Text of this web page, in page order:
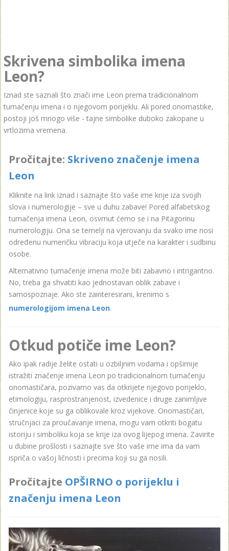
Skrivena simbolika imena
Leon?
Iznad ste saznali što znači ime Leon prema tradicionalnom
tumačenju imena i o njegovom porijeklu. Ali pored onomastike,
postoji još mnogo više - tajne simbolike duboko zakopane u
vrtlozima vremena.
Pročitajte: Skriveno značenje imena
Leon
Kliknite na link iznad i saznajte što vaše ime krije iza svojih
slova i numerologije – sve u duhu zabave! Pored alfabetskog
tumačenja imena Leon, osvrnut ćemo se i na Pitagorinu
numerologiju. Ona se temelji na vjerovanju da svako ime nosi
određenu numeričku vibraciju koja utječe na karakter i sudbinu
osobe.
Alternativno tumačenje imena može biti zabavno i intrigantno.
No, treba ga shvatiti kao jednostavan oblik zabave i
samospoznaje. Ako ste zainteresirani, krenimo s
numerologijom imena Leon.
Otkud potiče ime Leon?
Ako ipak radije želite ostati u ozbiljnim vodama i opširnije
istražiti značenje imena Leon po tradicionalnom tumačenju
onomastičara, pozivamo vas da otkrijete njegovo porijeklo,
etimologiju, rasprostranjenost, izvedenice i druge zanimljive
činjenice koje su ga oblikovale kroz vijekove. Onomastičari,
stručnjaci za proučavanje imena, mogu vam otkriti bogatu
istoriju i simboliku koja se krije iza ovog lijepog imena. Zavirite
u dubine prošlosti i saznajte sve što vaše ime ima da vam
ispriča o vašoj ličnosti i precima koji su ga nosili.
Pročitajte OPŠIRNO o porijeklu i
značenju imena Leon